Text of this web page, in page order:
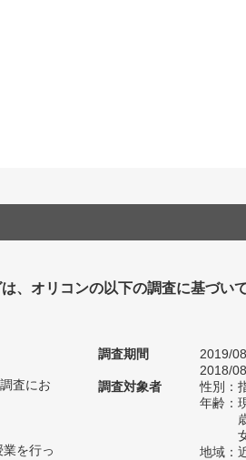
、オリコンの以下の調査に基づい
査にお
を行っ
調査期間
2019/
2018/
調査対象者
性別：
年齢：
地域：